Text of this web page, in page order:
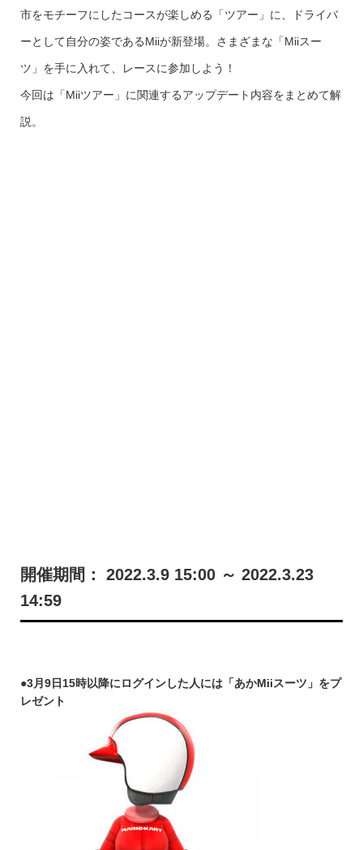
市をモチーフにしたコースが楽しめる「ツアー」に、ドライバ
ーとして自分の姿であるMiiが新登場。さまざまな「Miiスー
ツ」を手に入れて、レースに参加しよう！
今回は「Miiツアー」に関連するアップデート内容をまとめて解
説。
開催期間： 2022.3.9 15:00 ～ 2022.3.23
14:59
●3月9日15時以降にログインした人には「あかMiiスーツ」をプ
レゼント